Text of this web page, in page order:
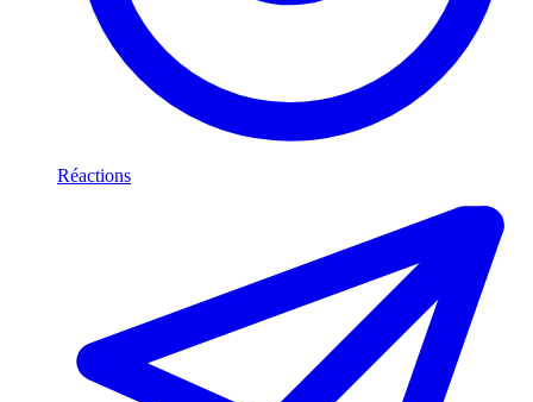
Réactions